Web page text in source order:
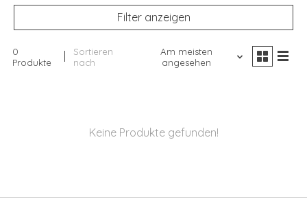
Filter anzeigen
0
Produkte
Sortieren
nach
Am meisten
angesehen
Keine Produkte gefunden!